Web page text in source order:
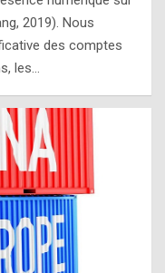
2019). Nous
des comptes
les…